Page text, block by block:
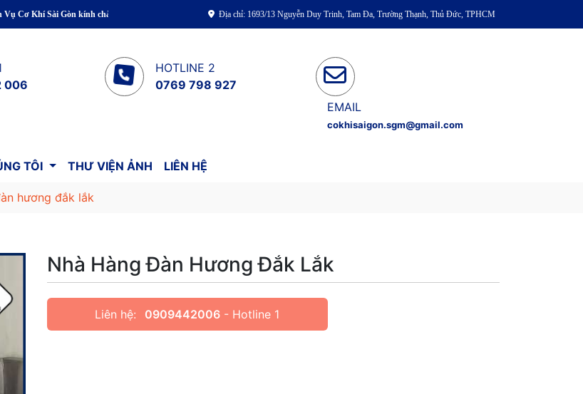
Sài Gòn kính chào Quý khách! Địa chỉ: 1693/13 Nguyễn Duy Trinh, Tam Đa, Trường Thạnh, Thủ Đức, TPHCM
006
HOTLINE 2
0769 798 927
EMAIL
cokhisaigon.sgm@gmail.com
TÔI THƯ VIỆN ẢNH LIÊN HỆ
hương đắk lắk
Nhà Hàng Đàn Hương Đắk Lắk
Liên hệ: 0909442006 - Hotline 1